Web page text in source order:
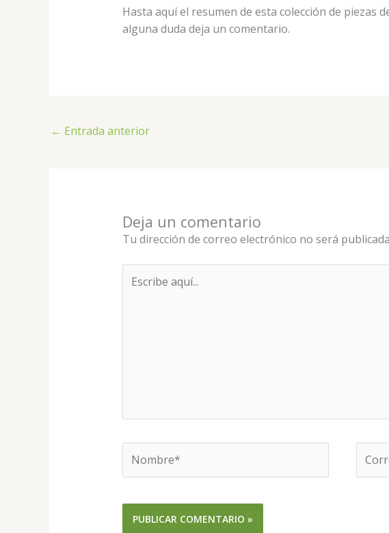
Hasta aquí el resumen de esta colección de
alguna duda deja un comentario.
← Entrada anterior
Deja un comentario
Tu dirección de correo electrónico no será
aquí...